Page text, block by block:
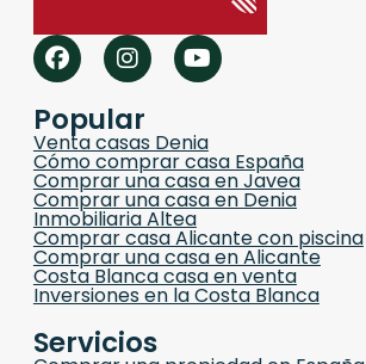
Popular
Venta casas Denia
Cómo comprar casa España
Comprar una casa en Javea
Comprar una casa en Denia
Inmobiliaria Altea
Comprar casa Alicante con piscina
Comprar una casa en Alicante
Costa Blanca casa en venta
Inversiones en la Costa Blanca
Servicios